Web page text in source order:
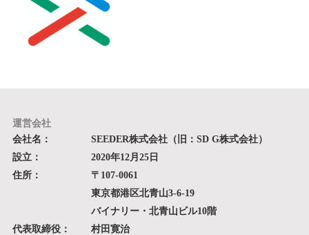
運営会社
会社名：
SEEDER株式会社（旧：SD G株式会社）
設立：
2020年12月25日
住所：
〒107-0061
東京都港区北青山3-6-19
バイナリー・北青山ビル10階
代表取締役：
村田寛治